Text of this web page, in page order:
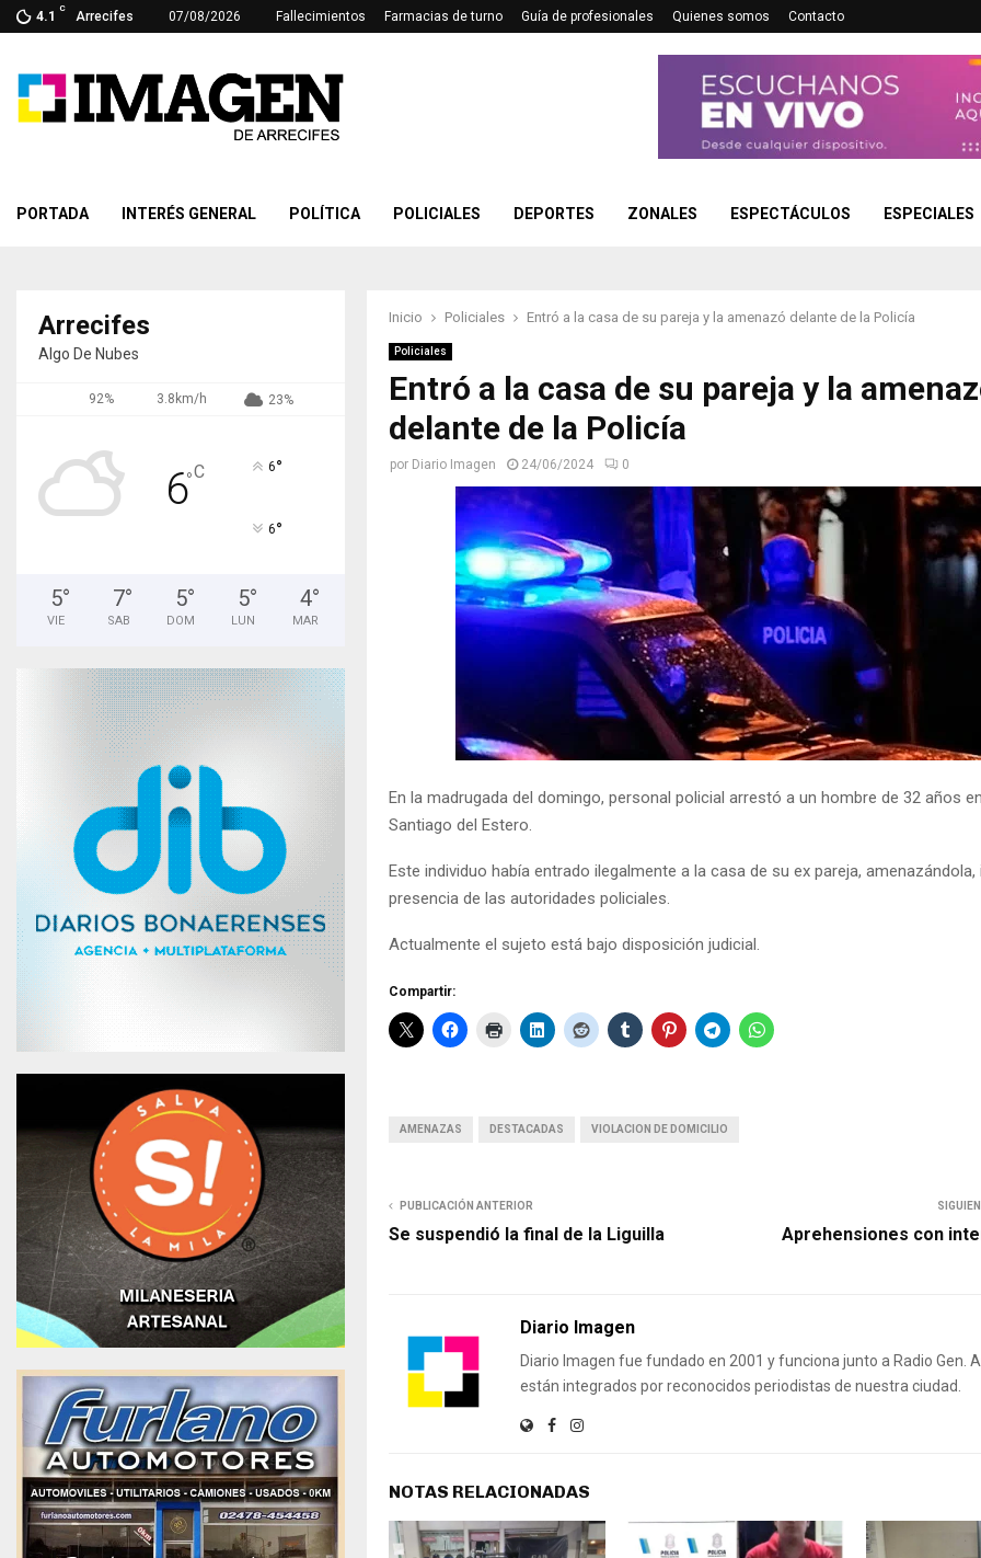
4.1
C
Arrecifes 07/08/2026 Fallecimientos Farmacias de turno Guía de profesionales Quienes somos Contacto
PORTADA INTERÉS GENERAL POLÍTICA POLICIALES DEPORTES ZONALES ESPECTÁCULOS ESPECIALES
Inicio Policiales Entró a la casa de su pareja y la amenazó delante de la Policía
Policiales
Entró a la casa de su pareja y la
delante de la Policía
por Diario Imagen 24/06/2024 0
En la madrugada del domingo, personal policial arrestó a un hombre de 32 años
Santiago del Estero.
Este individuo había entrado ilegalmente a la casa de su ex pareja, amenazándola,
presencia de las autoridades policiales.
Actualmente el sujeto está bajo disposición judicial.
Compartir:
AMENAZAS DESTACADAS VIOLACION DE DOMICILIO
PUBLICACIÓN ANTERIOR
Se suspendió la final de la Liguilla
Aprehensiones con
Diario Imagen
Diario Imagen fue fundado en 2001 y funciona junto a Radio Gen.
están integrados por reconocidos periodistas de nuestra ciudad.
NOTAS RELACIONADAS
Arrecifes
Algo De Nubes
92% 3.8km/h 23%
6°C 6°
6°
5°
VIE
7°
SAB
5°
DOM
5°
LUN
4°
MAR